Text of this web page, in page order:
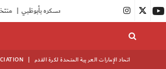
منتخبنا للناشئين يختتم معسكره الخارجي في صربيا | أبيض الشباب يواصل تدريباته في معسكره بأبوظبي
| اتحاد الإمارات العربية المتحدة لكرة القدم